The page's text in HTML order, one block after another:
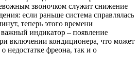
звоночком служит снижение
если раньше система справлялась
теперь этого времени
индикатор – появление
включении кондиционера, что может
о недостатке фреона, так и о